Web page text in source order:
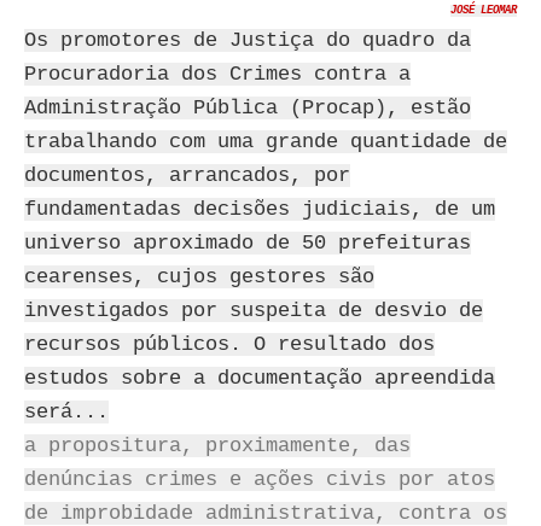
JOSÉ LEOMAR
Os promotores de Justiça do quadro da
Procuradoria dos Crimes contra a
Administração Pública (Procap), estão
trabalhando com uma grande quantidade de
documentos, arrancados, por
fundamentadas decisões judiciais, de um
universo aproximado de 50 prefeituras
cearenses, cujos gestores são
investigados por suspeita de desvio de
recursos públicos. O resultado dos
estudos sobre a documentação apreendida
será...
a propositura, proximamente, das
denúncias crimes e ações civis por atos
de improbidade administrativa, contra os